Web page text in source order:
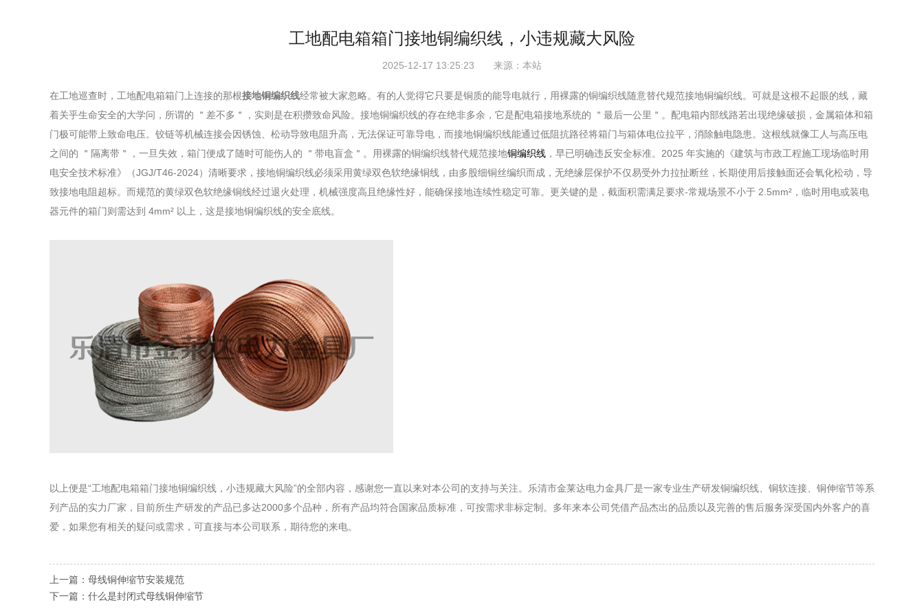
工地配电箱箱门接地铜编织线，小违规藏大风险
2025-12-17 13:25:23 来源：本站
在工地巡查时，工地配电箱箱门上连接的那根接地铜编织线经常被大家忽略。有的人觉得它只要是铜质的能导电就行，用裸露的铜编织线随意替代规范接地铜编织线。可就是这根不起眼的线，藏
着关乎生命安全的大学问，所谓的 ＂差不多＂，实则是在积攒致命风险。接地铜编织线的存在绝非多余，它是配电箱接地系统的 ＂最后一公里＂。配电箱内部线路若出现绝缘破损，金属箱体和箱
门极可能带上致命电压。铰链等机械连接会因锈蚀、松动导致电阻升高，无法保证可靠导电，而接地铜编织线能通过低阻抗路径将箱门与箱体电位拉平，消除触电隐患。这根线就像工人与高压电
之间的 ＂隔离带＂，一旦失效，箱门便成了随时可能伤人的 ＂带电盲盒＂。用裸露的铜编织线替代规范接地铜编织线 ，早已明确违反安全标准。2025 年实施的《建筑与市政工程施工现场临时用
电安全技术标准》（JGJ/T46-2024）清晰要求，接地铜编织线必须采用黄绿双色软绝缘铜线，由多股细铜丝编织而成，无绝缘层保护不仅易受外力拉扯断丝，长期使用后接触面还会氧化松动，导
致接地电阻超标。而规范的黄绿双色软绝缘铜线经过退火处理，机械强度高且绝缘性好，能确保接地连续性稳定可靠。更关键的是，截面积需满足要求-常规场景不小于 2.5mm²，临时用电或装电
器元件的箱门则需达到 4mm² 以上，这是接地铜编织线的安全底线。
以上便是“工地配电箱箱门接地铜编织线，小违规藏大风险”的全部内容，感谢您一直以来对本公司的支持与关注。乐清市金莱达电力金具厂是一家专业生产研发铜编织线、铜软连接、铜伸缩节等系
列产品的实力厂家，目前所生产研发的产品已多达2000多个品种，所有产品均符合国家品质标准，可按需求非标定制。多年来本公司凭借产品杰出的品质以及完善的售后服务深受国内外客户的喜
爱，如果您有相关的疑问或需求，可直接与本公司联系，期待您的来电。
上一篇： 母线铜伸缩节安装规范
下一篇： 什么是封闭式母线铜伸缩节